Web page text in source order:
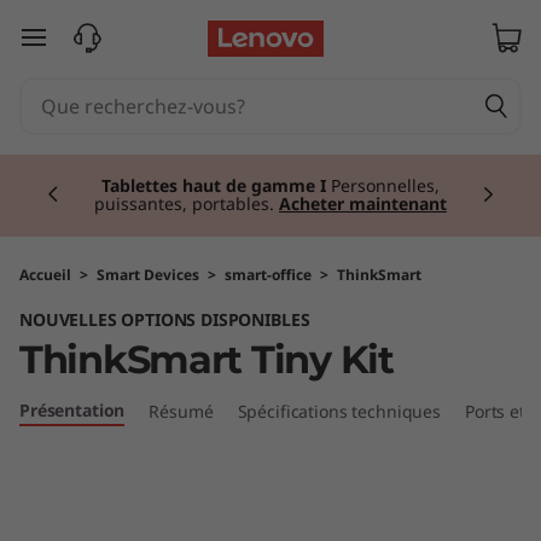
T
S
m
passer au contenu principal
Tablettes haut de gamme I Personnelles,
puissantes, portables. Acheter maintenant
Accueil > Smart Devices > smart-office > ThinkSmart
NOUVELLES OPTIONS DISPONIBLES
ThinkSmart Tiny Kit
Présentation Résumé Spécifications techniques Ports et